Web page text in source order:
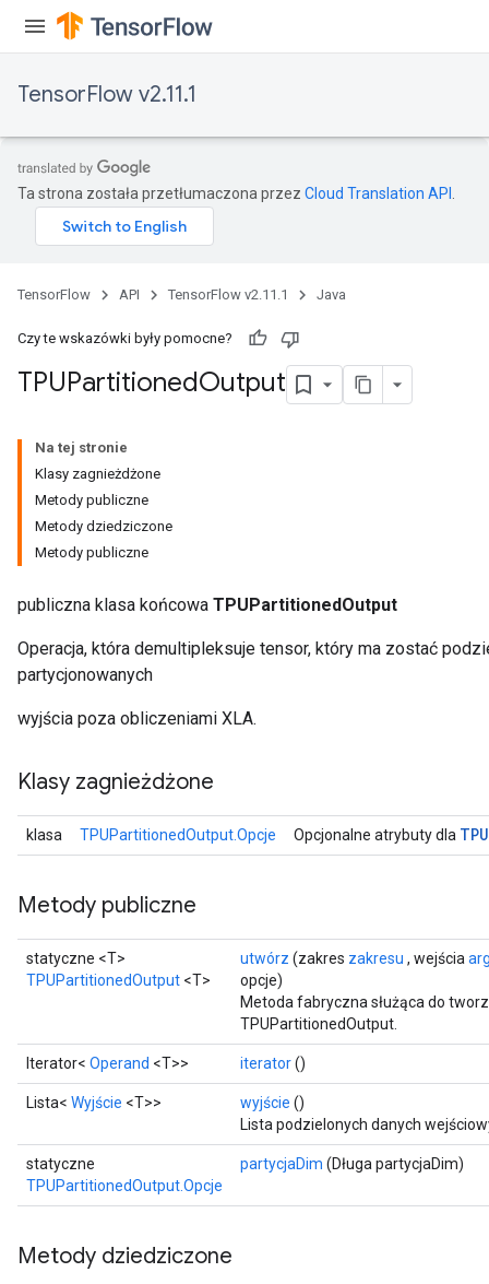
TensorFlow v2.11.1
Ta strona została przetłumaczona przez Cloud Translation API
TensorFlow API TensorFlow v2.11.1 Java
Czy te wskazówki były pomocne?
TPUPartitionedOutput
Na tej stronie
Klasy zagnieżdżone
Metody publiczne
Metody dziedziczone
Metody publiczne
publiczna klasa końcowa TPUPartitionedOutput
Operacja, która demultipleksuje tensor, który ma zostać
partycjonowanych
wyjścia poza obliczeniami XLA.
Klasy zagnieżdżone
klasa TPUPartitionedOutput.Opcje Opcjonalne atrybuty dla
Metody publiczne
statyczne <T>
TPUPartitionedOutput <T>
utwórz (zakres zakresu , wejścia
opcje)
Metoda fabryczna służąca do
TPUPartitionedOutput.
Iterator< Operand <T>> iterator()
Lista< Wyjście <T>> wyjście ()
Lista podzielonych danych
statyczne
TPUPartitionedOutput.Opcje
partycjaDim (Długa partycjaDim)
Metody dziedziczone